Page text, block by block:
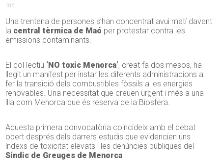
186
Una trentena de persones s’han concentrat avui matí davant
la central tèrmica de Maó per protestar contra les
emissions contaminants.
El col·lectiu ‘NO toxic Menorca’, creat fa dos mesos, ha
llegit un manifest per instar les diferents administracions a
fer la transició dels combustibles fòssils a les energies
renovables. Una necessitat que creuen urgent i més a una
illa com Menorca que és reserva de la Biosfera.
Aquesta primera convocatòria coincideix amb el debat
obert després dels darrers estudis que evidencien uns
índexs de toxicitat elevats i les denúncies públiques del
Síndic de Greuges de Menorca.